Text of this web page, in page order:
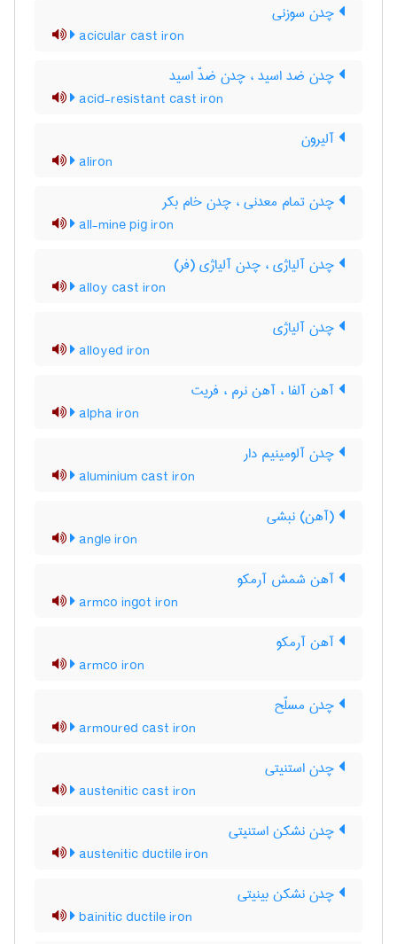
چدن سوزنی
acicular cast iron
چدن ضد اسید ، چدن ضدّ اسید
acid-resistant cast iron
آلیرون
aliron
چدن تمام معدنی ، چدن خام بکر
all-mine pig iron
چدن آلیاژی ، چدن آلیاژی (فر)
alloy cast iron
چدن آلیاژی
alloyed iron
آهن آلفا ، آهن نرم ، فریت
alpha iron
چدن آلومینیم دار
aluminium cast iron
(آهن) نبشی
angle iron
آهن شمش آرمکو
armco ingot iron
آهن آرمکو
armco iron
چدن مسلّح
armoured cast iron
چدن استنیتی
austenitic cast iron
چدن نشکن استنیتی
austenitic ductile iron
چدن نشکن بینیتی
bainitic ductile iron